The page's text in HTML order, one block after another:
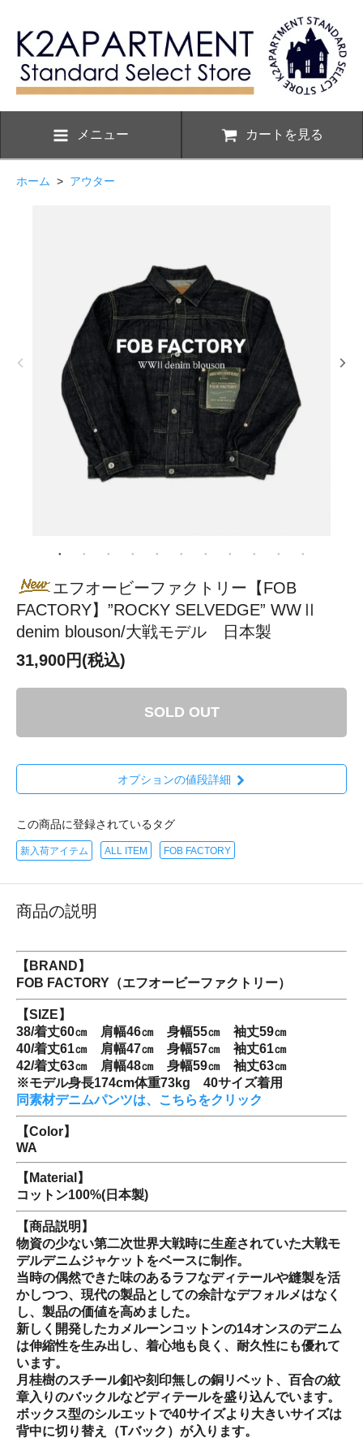
メニュー カートを見る
ホーム > アウター
エフオービーファクトリー【FOB
FACTORY】”ROCKY SELVEDGE” WWⅡ
denim blouson/大戦モデル 日本製
31,900円(税込)
SOLD OUT
オプションの値段詳細
この商品に登録されているタグ
新入荷アイテム ALL ITEM FOB FACTORY
商品の説明
【BRAND】
FOB FACTORY（エフオービーファクトリー）
【SIZE】
38/着丈60㎝ 肩幅46㎝ 身幅55㎝ 袖丈59㎝
40/着丈61㎝ 肩幅47㎝ 身幅57㎝ 袖丈61㎝
42/着丈63㎝ 肩幅48㎝ 身幅59㎝ 袖丈63㎝
※モデル身長174cm体重73kg 40サイズ着用
同素材デニムパンツは、こちらをクリック
【Color】
WA
【Material】
コットン100%(日本製)
【商品説明】
物資の少ない第二次世界大戦時に生産されていた大戦モ
デルデニムジャケットをベースに制作。
当時の偶然できた味のあるラフなディテールや縫製を活
かしつつ、現代の製品としての余計なデフォルメはなく
し、製品の価値を高めました。
新しく開発したカメルーンコットンの14オンスのデニム
は伸縮性を生み出し、着心地も良く、耐久性にも優れて
います。
月桂樹のスチール釦や刻印無しの銅リベット、百合の紋
章入りのバックルなどディテールを盛り込んでいます。
ボックス型のシルエットで40サイズより大きいサイズは
背中に切り替え（Tバック）が入ります。